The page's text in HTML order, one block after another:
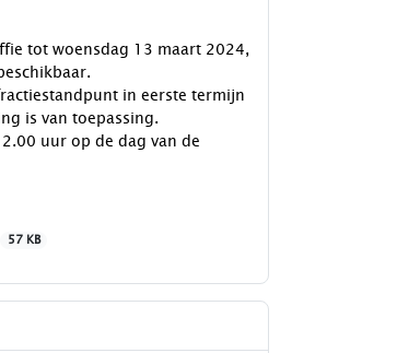
tot woensdag 13 maart 2024,
in eerste termijn
is van toepassing.
uur op de dag van de
57 KB